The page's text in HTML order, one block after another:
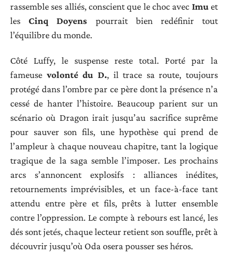
rassemble ses alliés, conscient que le choc avec Imuet
lesCinq Doyens pourrait bien redéfinir tout
l’équilibre du monde.
Côté Luffy, le suspense reste total. Porté par la
fameuse volonté du D., il trace sa route, toujours
protégé dans l’ombre par ce père dont la présence n’a
cessé de hanter l’histoire. Beaucoup parient sur un
scénario où Dragon irait jusqu’au sacrifice suprême
pour sauver son fils, une hypothèse qui prend de
l’ampleur à chaque nouveau chapitre, tant la logique
tragique de la saga semble l’imposer. Les prochains
arcs s’annoncent explosifs : alliances inédites,
retournements imprévisibles, et un face-à-face tant
attendu entre père et fils, prêts à lutter ensemble
contre l’oppression. Le compte à rebours est lancé, les
dés sont jetés, chaque lecteur retient son souffle, prêt à
découvrir jusqu’où Oda osera pousser ses héros.